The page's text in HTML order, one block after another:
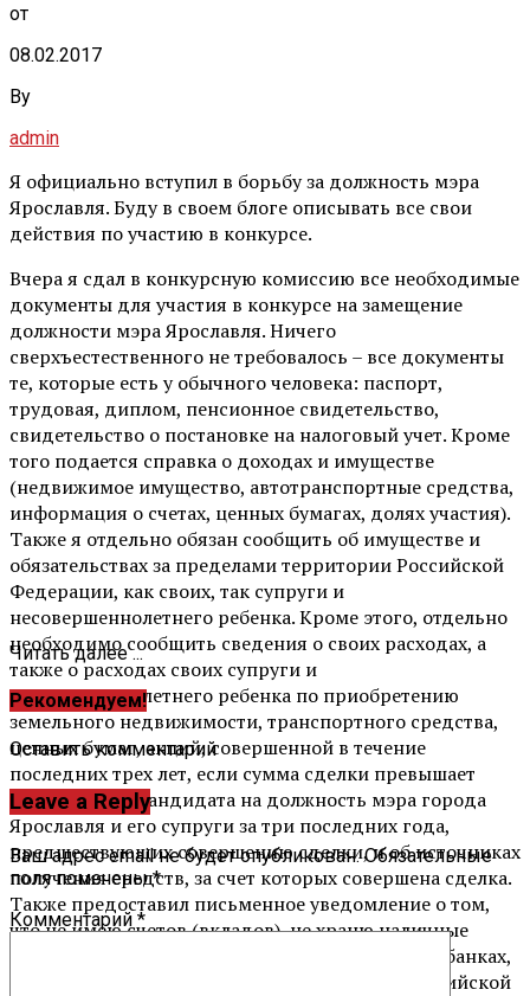
от
08.02.2017
By
admin
Я официально вступил в борьбу за должность мэра
Ярославля. Буду в своем блоге описывать все свои
действия по участию в конкурсе.
Вчера я сдал в конкурсную комиссию все необходимые
документы для участия в конкурсе на замещение
должности мэра Ярославля. Ничего
сверхъестественного не требовалось – все документы
те, которые есть у обычного человека: паспорт,
трудовая, диплом, пенсионное свидетельство,
свидетельство о постановке на налоговый учет. Кроме
того подается справка о доходах и имуществе
(недвижимое имущество, автотранспортные средства,
информация о счетах, ценных бумагах, долях участия).
Также я отдельно обязан сообщить об имуществе и
обязательствах за пределами территории Российской
Федерации, как своих, так супруги и
несовершеннолетнего ребенка. Кроме этого, отдельно
необходимо сообщить сведения о своих расходах, а
также о расходах своих супруги и
несовершеннолетнего ребенка по приобретению
земельного недвижимости, транспортного средства,
ценных бумаг, акций, совершенной в течение
последних трех лет, если сумма сделки превышает
общий доход кандидата на должность мэра города
Ярославля и его супруги за три последних года,
предшествующих совершению сделки, и об источниках
получения средств, за счет которых совершена сделка.
Также предоставил письменное уведомление о том,
что не имею счетов (вкладов), не храню наличные
денежные средства и ценности в иностранных банках,
расположенных за пределами территории Российской
Читать далее ...
Рекомендуем!
Оставить комментарий
Leave a Reply
Ваш адрес email не будет опубликован. Обязательные
поля помечены*
Комментарий *